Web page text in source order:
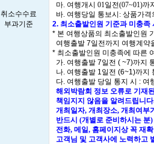
취소수수료
부과기준
마. 여행개시 01일전(07~01)까
바. 여행당일 통보시: 상품가격
2. 최소출발인원 기준과 미충족
* 본 여행상품의 최소출발인원
여행출발 7일전까지 여행계약
* 최소출발인원 미충족에 따른
가. 여행출발 7일전 ( ~7)까지
나. 여행출발 1일전 (6~1)까지
다. 여행출발 당일 통지 시 : 여
해외박람회 정보 오류로 기재
책임지지 않음을 알려드립니
개최일자, 개최장소, 개최여부
반드시 (개별로 준비하시는 분
전화, 메일, 홈페이지상 꼭 재
고객님 및 고객사에 노력하고